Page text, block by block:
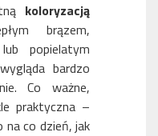
koloryzacją
brązem,
popielatym
bardzo
Co ważne,
praktyczna –
co dzień, jak